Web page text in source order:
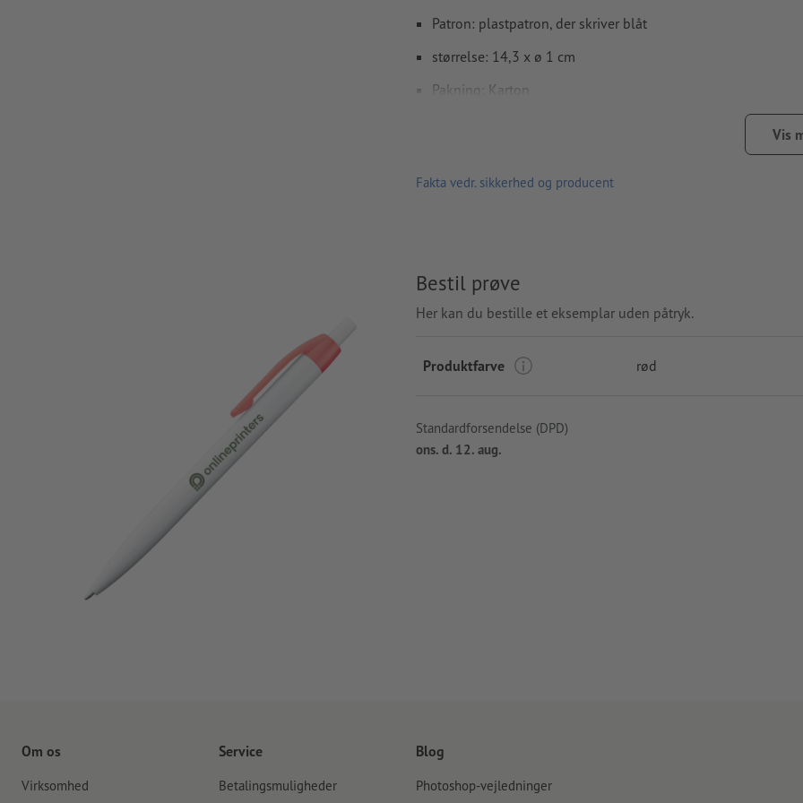
Patron: plastpatron, der skriver blåt
størrelse: 14,3 x ø 1 cm
Pakning: Karton
Vis
Fakta vedr. sikkerhed og producent
Bestil prøve
Her kan du bestille et eksemplar uden påtryk.
Produktfarve rød
Standardforsendelse (DPD)
ons. d. 12. aug.
Om os
Virksomhed
Service
Betalingsmuligheder
Blog
Photoshop-vejledninger